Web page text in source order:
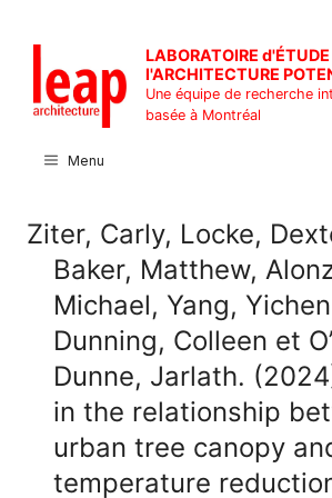
contenu
LABORATOIRE
l'ARCHITECTURE
Une équipe de recherche
basée à Montréal
Menu
Ziter, Carly, Locke,
Baker, Matthew,
Michael, Yang,
Dunning, Colleen et
Dunne, Jarlath.
in the relationship
urban tree canopy
temperature